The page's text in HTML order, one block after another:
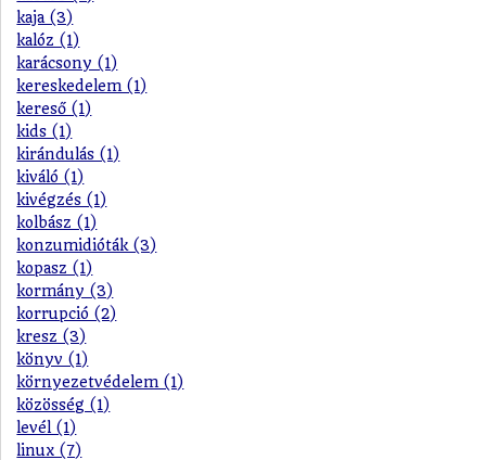
kaja (3)
kalóz (1)
karácsony (1)
kereskedelem (1)
kereső (1)
kids (1)
kirándulás (1)
kiváló (1)
kivégzés (1)
kolbász (1)
konzumidióták (3)
kopasz (1)
kormány (3)
korrupció (2)
kresz (3)
könyv (1)
környezetvédelem (1)
közösség (1)
levél (1)
linux (7)